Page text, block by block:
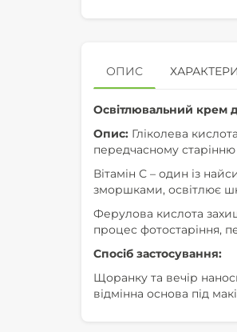
ОПИС
Освітлювальний крем
Опис: Гліколева
передчасному
Вітамін С – один із
зморшками, освітлює
Ферулова кислота
процес фотостаріння,
Спосіб застосування:
Щоранку та вечір
відмінна основа під